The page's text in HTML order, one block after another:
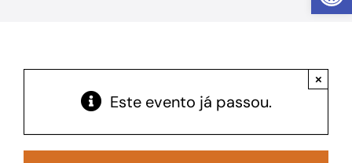
Acesso à Informação
Este evento já passou.
×